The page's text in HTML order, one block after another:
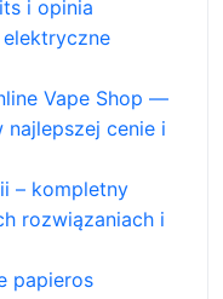
i opinia
Vape Shop —
cenie i
– kompletny
rozwiązaniach i
papieros